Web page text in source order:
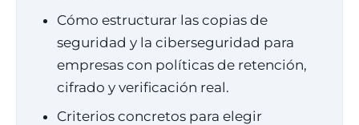
Cómo estructurar las copias de
seguridad y la ciberseguridad para
empresas con políticas de retención,
cifrado y verificación real.
Criterios concretos para elegir